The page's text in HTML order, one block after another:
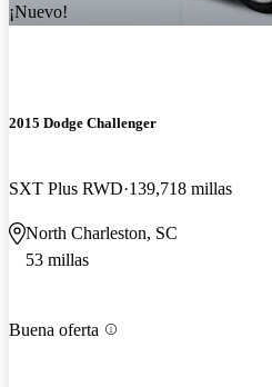
¡Nuevo!
2015 Dodge Challenger
SXT Plus RWD 139,718 millas
North Charleston, SC
53 millas
Buena oferta